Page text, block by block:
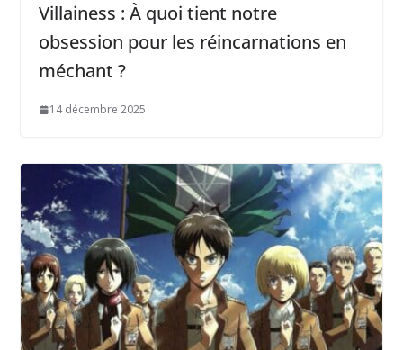
Villainess : À quoi tient notre
obsession pour les réincarnations en
méchant ?
14 décembre 2025